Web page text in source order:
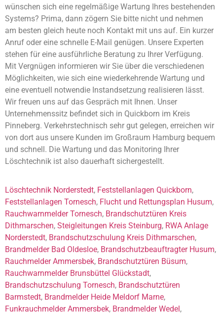
wünschen sich eine regelmäßige Wartung Ihres bestehenden
Systems? Prima, dann zögern Sie bitte nicht und nehmen
am besten gleich heute noch Kontakt mit uns auf. Ein kurzer
Anruf oder eine schnelle E-Mail genügen. Unsere Experten
stehen für eine ausführliche Beratung zu Ihrer Verfügung.
Mit Vergnügen informieren wir Sie über die verschiedenen
Möglichkeiten, wie sich eine wiederkehrende Wartung und
eine eventuell notwendie Instandsetzung realisieren lässt.
Wir freuen uns auf das Gespräch mit Ihnen. Unser
Unternehmenssitz befindet sich in Quickborn im Kreis
Pinneberg. Verkehrstechnisch sehr gut gelegen, erreichen wir
von dort aus unsere Kunden im Großraum Hamburg bequem
und schnell. Die Wartung und das Monitoring Ihrer
Löschtechnik ist also dauerhaft sichergestellt.
Löschtechnik Norderstedt, Feststellanlagen Quickborn,
Feststellanlagen Tornesch, Flucht und Rettungsplan Husum,
Rauchwarnmelder Tornesch, Brandschutztüren Kreis
Dithmarschen, Steigleitungen Kreis Steinburg, RWA Anlage
Norderstedt, Brandschutzschulung Kreis Dithmarschen,
Brandmelder Bad Oldesloe, Brandschutzbeauftragter Husum,
Rauchmelder Ammersbek, Brandschutztüren Büsum,
Rauchwarnmelder Brunsbüttel Glückstadt,
Brandschutzschulung Tornesch, Brandschutztüren
Barmstedt, Brandmelder Heide Meldorf Marne,
Funkrauchmelder Ammersbek, Brandmelder Wedel ,